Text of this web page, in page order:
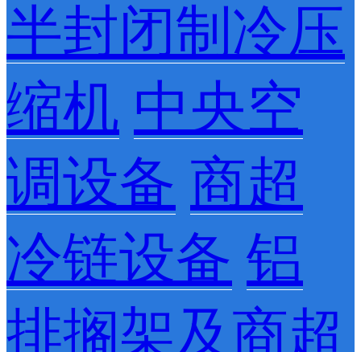
半封闭制冷压
缩机 中央空
调设备 商超
冷链设备 铝
排搁架及商超